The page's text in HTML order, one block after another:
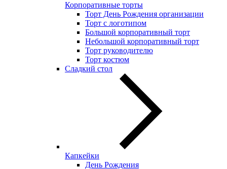
Корпоративные торты
Торт День Рождения организации
Торт с логотипом
Большой корпоративный торт
Небольшой корпоративный торт
Торт руководителю
Торт костюм
Сладкий стол
Капкейки
День Рождения